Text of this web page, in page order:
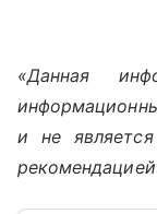
«Данная
и не является